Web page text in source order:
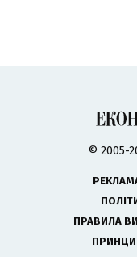
© 2005-
ПРАВИЛА